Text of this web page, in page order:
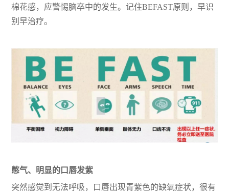
棉花感，应警惕脑卒中的发生。记住BEFAST原则，早识
别早治疗。
憋气、明显的口唇发紫
突然感觉到无法呼吸，口唇出现青紫色的缺氧症状，很有